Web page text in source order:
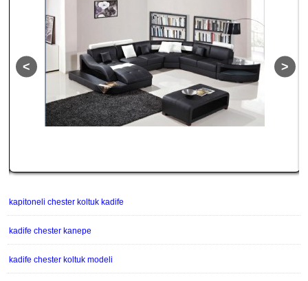
kapitoneli chester koltuk kadife
kadife chester kanepe
kadife chester koltuk modeli